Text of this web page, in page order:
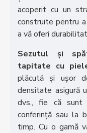
acoperit cu un
construite pentru
a vă oferi
Sezutul și
tapitate cu
plăcută și ușor
densitate asigură
dvs., fie că
conferință sau la
timp. Cu o gamă